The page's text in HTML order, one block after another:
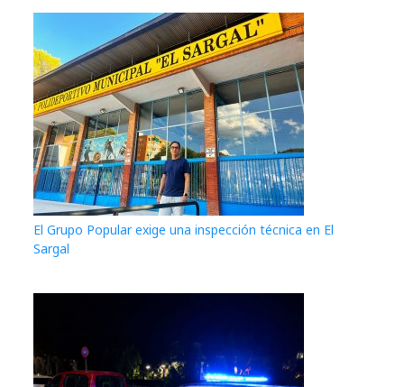
El Grupo Popular exige una inspección técnica en El
Sargal